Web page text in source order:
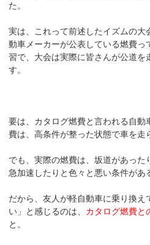
た。
実は、これって前述したイズムの大
動車メーカーが公表している燃費っ
習で、大会は実際に皆さんが公道を
す。
要は、カタログ燃費と言われる自動
費は、高条件が整った状態で車を走
でも、実際の燃費は、坂道があった
急加速したりと色々と悪い条件があ
だから、友人が軽自動車に乗り換え
い」と感じるのは、 カタログ燃費と
と。